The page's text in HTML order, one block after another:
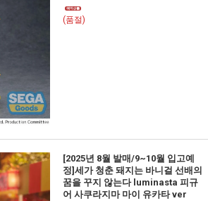
(품절)
[2025년 8월 발매/9~10월 입고예
정]세가 청춘 돼지는 바니걸 선배의
꿈을 꾸지 않는다 luminasta 피규
어 사쿠라지마 마이 유카타 ver